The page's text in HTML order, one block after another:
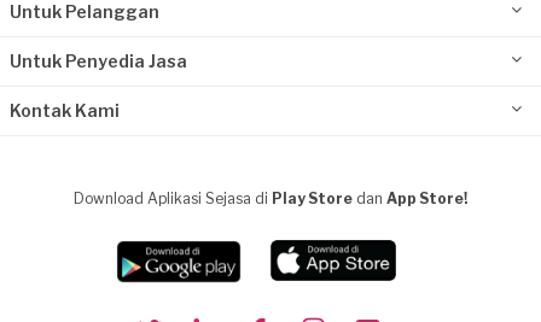
Untuk Pelanggan
Untuk Penyedia Jasa
Kontak Kami
Download Aplikasi Sejasa di Play Store dan App Store!